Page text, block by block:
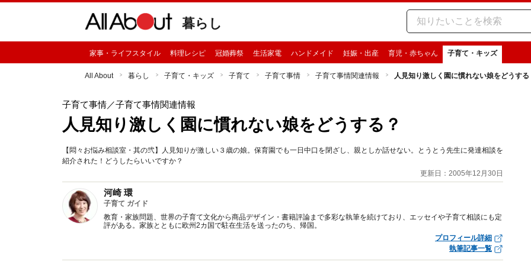
暮らし
家事・ライフスタイル 料理レシピ 冠婚葬祭 生活家電 ハンドメイド 妊娠・出産 育児・赤ちゃん 子育て・キッズ
All About 暮らし 子育て・キッズ 子育て 子育て事情 子育て事情関連情報 人見知り激しく園に慣れない娘をどうする
子育て事情／子育て事情関連情報
人見知り激しく園に慣れない娘をどうする？
【悶々お悩み相談室・其の弐】人見知りが激しい３歳の娘。保育園でも一日中口を閉ざし、親としか話せない。とうとう先生に発達相談を
紹介された！どうしたらいいですか？
更新日：2005年12月30日
河崎 環
子育て ガイド
教育・家族問題、世界の子育て文化から商品デザイン・書籍評論まで多彩な執筆を続けており、エッセイや子育て相談にも定
評がある。家族とともに欧州2カ国で駐在生活を送ったのち、帰国。
プロフィール詳細
執筆記事一覧